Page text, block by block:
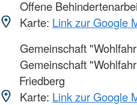
Offene
Karte: Link zur Google
Gemeinschaft
Gemeinschaft
Friedberg
Karte: Link zur Google